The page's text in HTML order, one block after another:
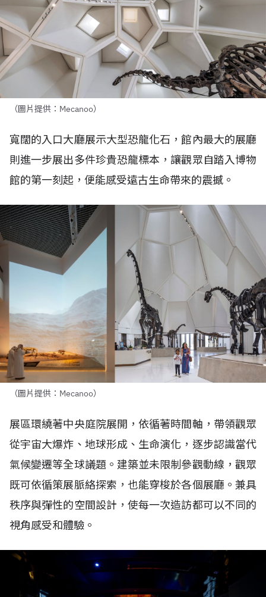
（圖片提供：Mecanoo）
寬闊的入口大廳展示大型恐龍化石，館內最大的展廳
則進一步展出多件珍貴恐龍標本，讓觀眾自踏入博物
館的第一刻起，便能感受遠古生命帶來的震撼。
（圖片提供：Mecanoo）
展區環繞著中央庭院展開，依循著時間軸，帶領觀眾
從宇宙大爆炸、地球形成、生命演化，逐步認識當代
氣候變遷等全球議題。建築並未限制參觀動線，觀眾
既可依循策展脈絡探索，也能穿梭於各個展廳。兼具
秩序與彈性的空間設計，使每一次造訪都可以不同的
視角感受和體驗。